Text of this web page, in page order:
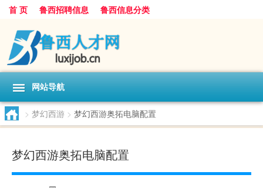
首 页 鲁西招聘信息 鲁西信息分类
网站导航
> 梦幻西游 > 梦幻西游奥拓电脑配置
梦幻西游奥拓电脑配置